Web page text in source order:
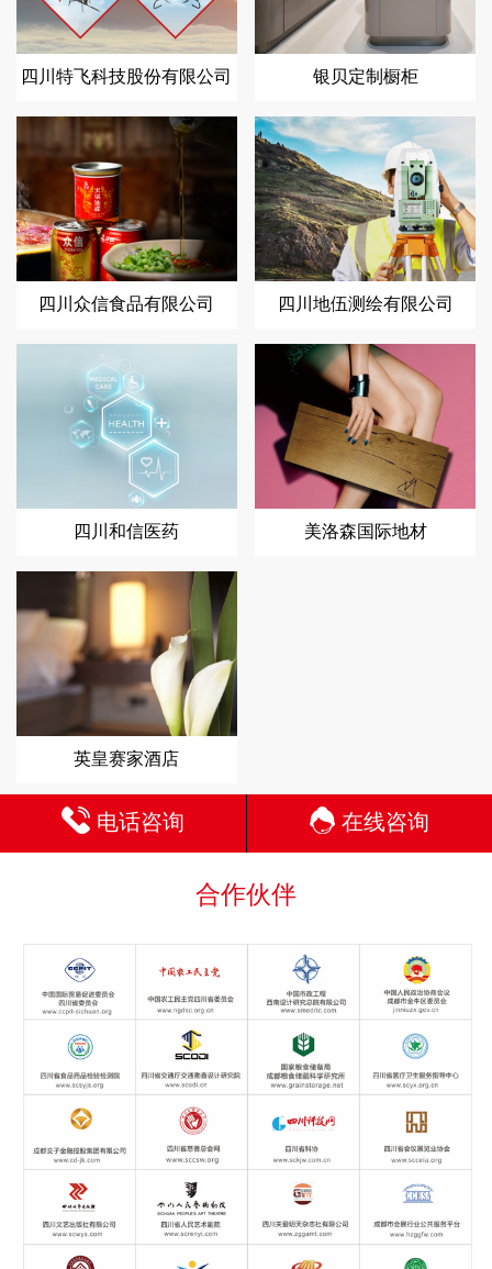
四川特飞科技股份有限公司 银贝定制橱柜
四川众信食品有限公司 四川地伍测绘有限公司
四川和信医药 美洛森国际地材
英皇赛家酒店
电话咨询 在线咨询
合作伙伴